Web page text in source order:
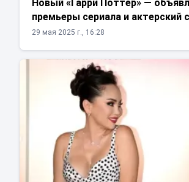
Новый «Гарри Поттер» —
премьеры сериала и актерский
29 мая 2025 г., 16:28